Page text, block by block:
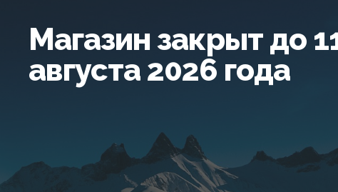
Магазин закрыт до
августа 2026 года